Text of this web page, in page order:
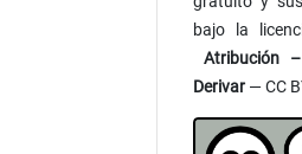
bajo la
Atribución
Derivar — CC